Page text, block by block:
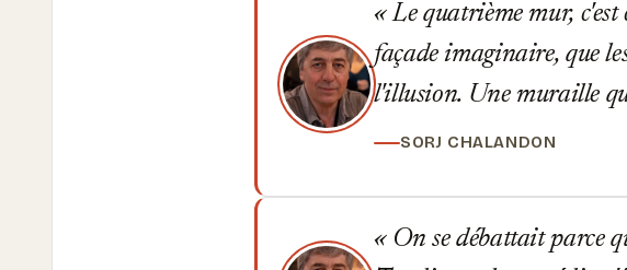
Le quatrième mur, c'est
façade imaginaire, que
l'illusion. Une muraille
SORJ CHALANDON
On se débattait parce